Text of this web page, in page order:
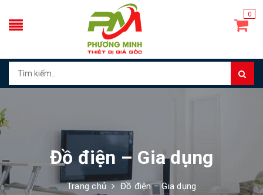
0
Đồ điện – Gia dụng
Trang chủ Đồ điện – Gia dụng